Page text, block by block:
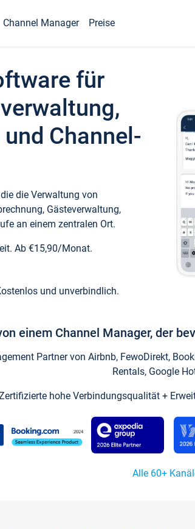
Channel Manager Preise
für
Channel-
die Verwaltung von
Gästeverwaltung,
an einem zentralen Ort.
Ab €15,90/Monat.
und unverbindlich.
einem Channel Manager, der
Partner von Airbnb, FewoDirekt,
Rentals, Google
hohe Verbindungsqualität +
Alle 60+